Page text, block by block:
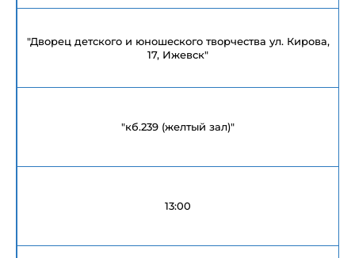
"Дворец детского и юношеского творчества ул. Кирова,
17, Ижевск"
"кб.239 (желтый зал)"
13:00